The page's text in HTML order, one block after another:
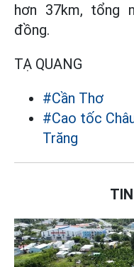
hơn 37km, tổng
đồng.
TẠ QUANG
#Cần Thơ
#Cao tốc
Trăng